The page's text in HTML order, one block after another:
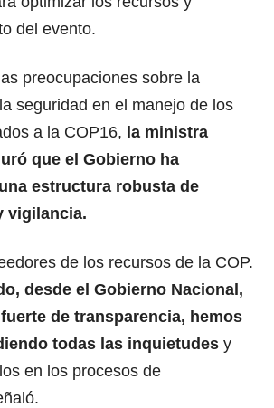
del evento.
preocupaciones sobre la
seguridad en el manejo de los
a la COP16, la ministra
que el Gobierno ha
estructura robusta de
vigilancia.
de los recursos de la COP.
desde el Gobierno Nacional,
de transparencia, hemos
todas las inquietudes y
en los procesos de